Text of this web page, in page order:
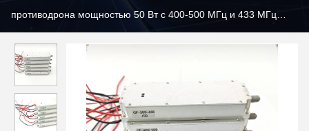
противодрона мощностью 50 Вт с 400-500 МГц и 433 МГц
(БПЛА) Усилитель мощности RF